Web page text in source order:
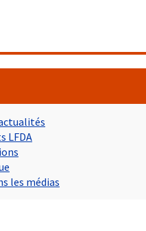
LFDA
les médias